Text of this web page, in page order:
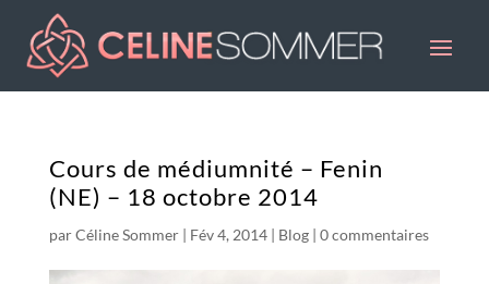
Cours de médiumnité – Fenin
(NE) – 18 octobre 2014
parCéline Sommer| Fév 4, 2014| Blog| 0 commentaires